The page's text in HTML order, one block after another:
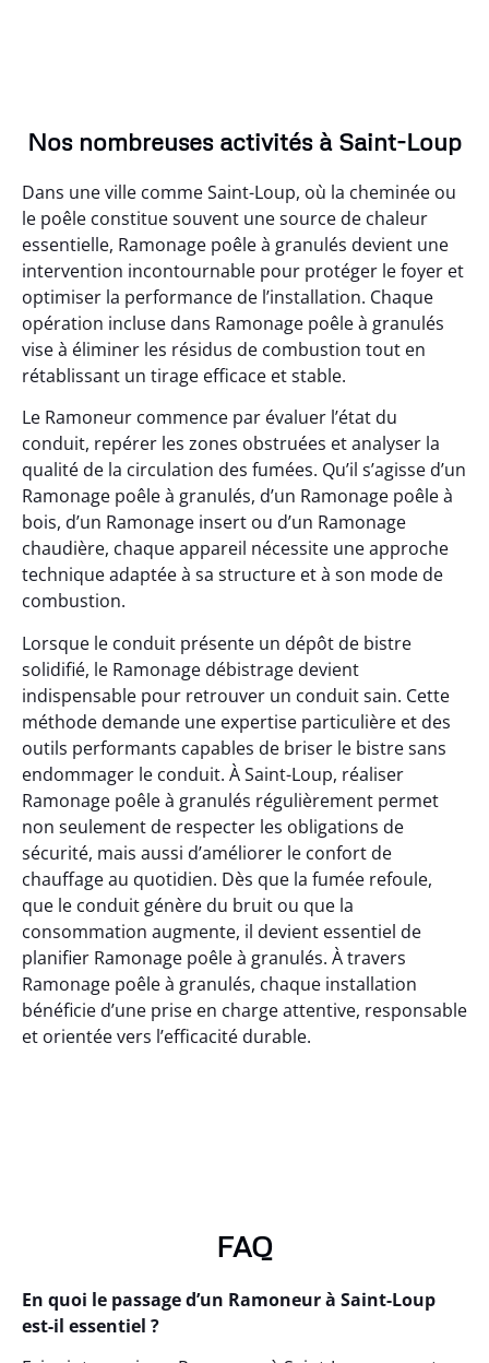
Nos nombreuses activités à Saint-Loup
Dans une ville comme Saint-Loup, où la cheminée ou
le poêle constitue souvent une source de chaleur
essentielle, Ramonage poêle à granulés devient une
intervention incontournable pour protéger le foyer et
optimiser la performance de l’installation. Chaque
opération incluse dans Ramonage poêle à granulés
vise à éliminer les résidus de combustion tout en
rétablissant un tirage efficace et stable.
Le Ramoneur commence par évaluer l’état du
conduit, repérer les zones obstruées et analyser la
qualité de la circulation des fumées. Qu’il s’agisse d’un
Ramonage poêle à granulés, d’un Ramonage poêle à
bois, d’un Ramonage insert ou d’un Ramonage
chaudière, chaque appareil nécessite une approche
technique adaptée à sa structure et à son mode de
combustion.
Lorsque le conduit présente un dépôt de bistre
solidifié, le Ramonage débistrage devient
indispensable pour retrouver un conduit sain. Cette
méthode demande une expertise particulière et des
outils performants capables de briser le bistre sans
endommager le conduit. À Saint-Loup, réaliser
Ramonage poêle à granulés régulièrement permet
non seulement de respecter les obligations de
sécurité, mais aussi d’améliorer le confort de
chauffage au quotidien. Dès que la fumée refoule,
que le conduit génère du bruit ou que la
consommation augmente, il devient essentiel de
planifier Ramonage poêle à granulés. À travers
Ramonage poêle à granulés, chaque installation
bénéficie d’une prise en charge attentive, responsable
et orientée vers l’efficacité durable.
FAQ
En quoi le passage d’un Ramoneur à Saint-Loup
est-il essentiel ?